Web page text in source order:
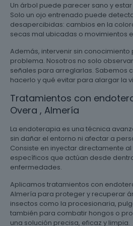
Un árbol puede parecer sano y
Solo un ojo entrenado puede
desapercibidas: cambios en la
secas mal ubicadas o movimientos
Además, intervenir sin
problema. Nosotros no solo
señales para arreglarlas. Sabemos
hacerlo y qué evitar para alargar la
Tratamientos con
Overa , Almería
La endoterapia es una técnica
sin dañar el entorno ni afectar a
Consiste en inyectar directamente
específicos que actúan desde
enfermedades.
Aplicamos tratamientos con
Almería para proteger y recuperar
insectos como la procesionaria,
también para combatir hongos o
una solución precisa, eficaz y limpia.